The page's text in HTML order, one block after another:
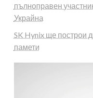
пълноправен
Украйна
SK Hynix ще построи
памети